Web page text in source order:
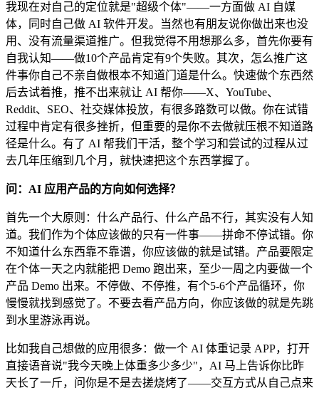
我现在对自己的定位就是"超级个体"——一方面做 AI 自媒
体，同时自己做 AI 软件开发。当然也有朋友说你做出来也没
用、没有流量渠道推广。但我觉得不用想那么多，首先你要有
自我认知——做10个产品肯定有9个失败。其次，怎么推广这
件事你自己不亲自做根本不知道门道是什么。快速做个东西然
后去试着推，推不出来就让 AI 帮你——X、YouTube、
Reddit、SEO、社交媒体投放，有很多路数可以做。你在试错
过程中肯定有很多挫折，但重要的是你不去做就压根不知道路
径是什么。有了 AI 帮我们干活，整个学习和尝试的过程从过
去几年压缩到几个月，就快速把这个东西掌握了。
问：AI 应用产品的方向如何选择？
首先一个大原则：什么产品行、什么产品不行，其实没有人知
道。我们作为个体应该做的只有一件事——拼命不停试错。你
不知道什么东西靠不靠谱，你应该做的就是试错。产品要限定
在个体一天之内就能把 Demo 跑出来，至少一周之内要做一个
产品 Demo 出来。不停做、不停推，有个5-6个产品循环，你
慢慢就找到感觉了。不要去看产品方向，你应该做的就是先跳
到水里游泳再说。
比如我自己想做的应用很多：做一个 AI 体重记录 APP，打开
直接语音说"我今天晚上体重多少多少"，AI 马上告诉你比昨
天长了一斤，问你是不是去搓烧烤了——交互方式从自己点来